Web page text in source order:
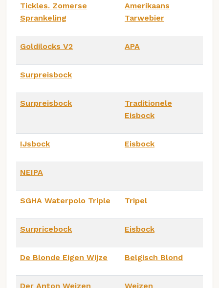
Tickles. Zomerse
Sprankeling
Amerikaans
Tarwebier
Goldilocks V2 APA
Surpreisbock
Surpreisbock
Traditionele
Eisbock
IJsbock Eisbock
NEIPA
SGHA Waterpolo Triple Tripel
Surpricebock Eisbock
De Blonde Eigen Wijze Belgisch Blond
Der Anton Weizen Weizen